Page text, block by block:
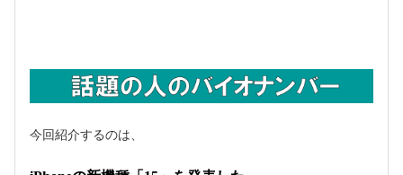
今回紹介するのは、